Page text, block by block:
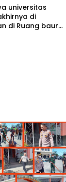
universitas
di
di Ruang baur